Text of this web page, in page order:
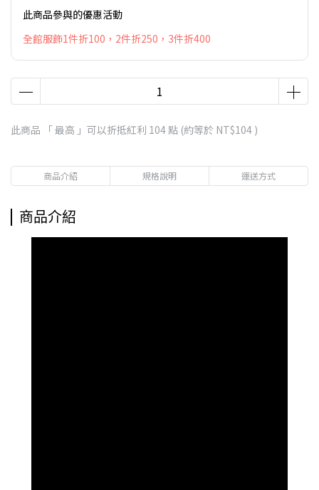
此商品參與的優惠活動
全館服飾1件折100，2件折250，3件折400
此商品 「 最高 」可以折抵紅利 104點 (約等於 NT$104 )
商品介紹 規格說明 運送方式
商品介紹